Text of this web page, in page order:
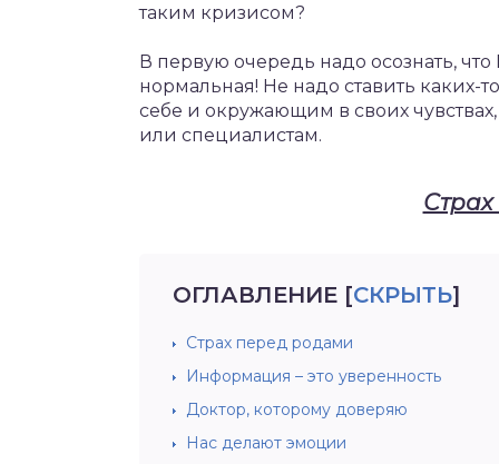
таким кризисом?
В первую очередь надо осознать,
нормальная! Не надо ставить каких-
себе и окружающим в своих
или специалистам.
ОГЛАВЛЕНИЕ [СКРЫТЬ]
Страх перед родами
Информация – это уверенность
Доктор, которому доверяю
Нас делают эмоции